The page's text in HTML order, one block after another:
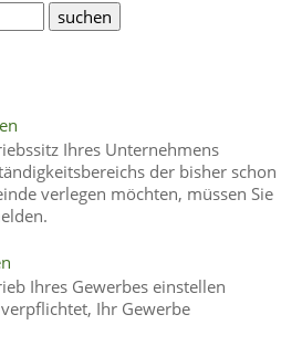
Ihres Unternehmens
der bisher schon
verlegen möchten, müssen Sie
Ihres Gewerbes einstellen
Ihr Gewerbe